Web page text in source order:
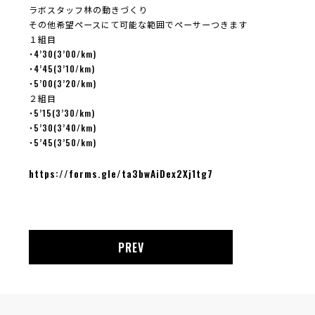
ラボスタッフ林の動きづくり
その他希望ペースにて可能な範囲でペーサーつきます
１組目
・4’30(3’00/km)
・4’45(3’10/km)
・5’00(3’20/km)
２組目
・5’15(3’30/km)
・5’30(3’40/km)
・5’45(3’50/km)
https://forms.gle/ta3bwAiDex2Xj1tg7
PREV